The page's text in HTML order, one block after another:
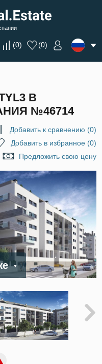
(0) (0)
В
№46714
Добавить к сравнению (0)
Добавить в избранное(0)
Предложить свою цену